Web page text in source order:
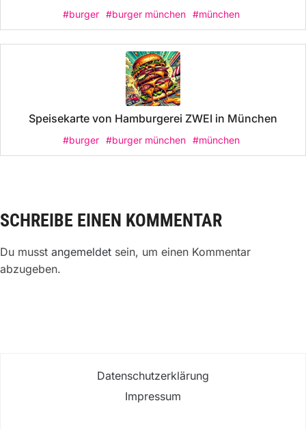
#burger #burger münchen #münchen
Speisekarte von Hamburgerei ZWEI in München
#burger #burger münchen #münchen
SCHREIBE EINEN KOMMENTAR
Du musst angemeldet sein, um einen Kommentar
abzugeben.
Datenschutzerklärung
Impressum